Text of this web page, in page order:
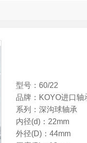
型号：60/22
品牌：KOYO进口轴
系列：深沟球轴承
内径(d)：22mm
外径(D)：44mm